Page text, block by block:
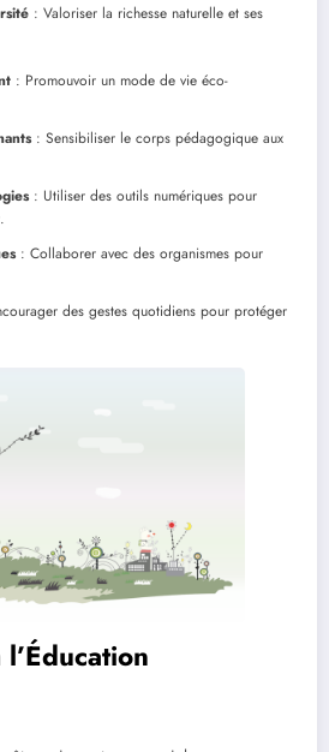
: Valoriser la richesse naturelle et ses
: Promouvoir un mode de vie éco-
: Sensibiliser le corps pédagogique aux
: Utiliser des outils numériques pour
: Collaborer avec des organismes pour
des gestes quotidiens pour protéger